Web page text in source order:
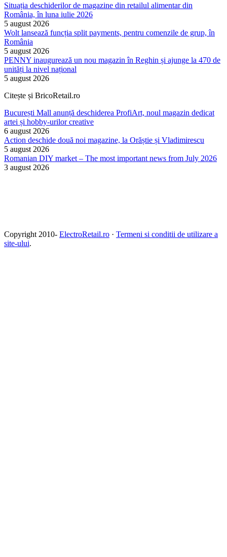
Situația deschiderilor de magazine din retailul alimentar din
România, în luna iulie 2026
5 august 2026
Wolt lansează funcția split payments, pentru comenzile de grup, în
România
5 august 2026
PENNY inaugurează un nou magazin în Reghin și ajunge la 470 de
unități la nivel național
5 august 2026
Citește și BricoRetail.ro
București Mall anunță deschiderea ProfiArt, noul magazin dedicat
artei și hobby-urilor creative
6 august 2026
Action deschide două noi magazine, la Orăștie și Vladimirescu
5 august 2026
Romanian DIY market – The most important news from July 2026
3 august 2026
Copyright 2010- ElectroRetail.ro · Termeni si conditii de utilizare a
site-ului.